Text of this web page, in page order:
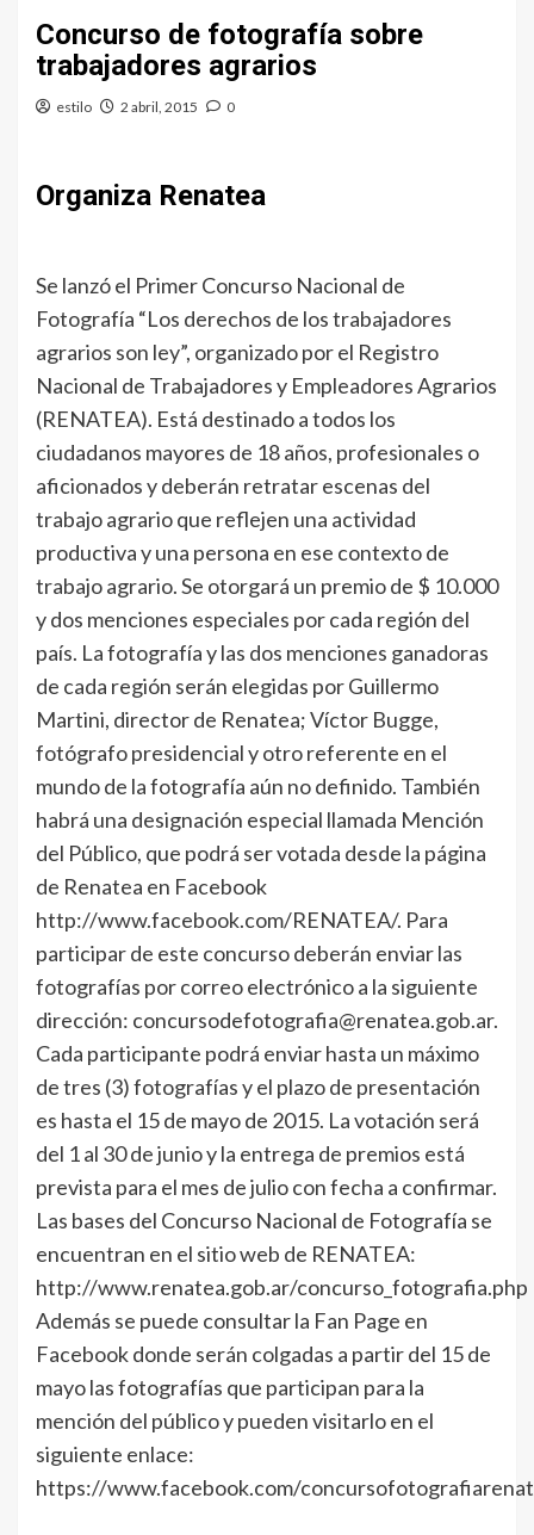
Concurso de fotografía sobre
trabajadores agrarios
estilo 2 abril, 2015 0
Organiza Renatea
Se lanzó el Primer Concurso Nacional de
Fotografía “Los derechos de los trabajadores
agrarios son ley”, organizado por el Registro
Nacional de Trabajadores y Empleadores Agrarios
(RENATEA). Está destinado a todos los
ciudadanos mayores de 18 años, profesionales o
aficionados y deberán retratar escenas del
trabajo agrario que reflejen una actividad
productiva y una persona en ese contexto de
trabajo agrario. Se otorgará un premio de $ 10.000
y dos menciones especiales por cada región del
país. La fotografía y las dos menciones ganadoras
de cada región serán elegidas por Guillermo
Martini, director de Renatea; Víctor Bugge,
fotógrafo presidencial y otro referente en el
mundo de la fotografía aún no definido. También
habrá una designación especial llamada Mención
del Público, que podrá ser votada desde la página
de Renatea en Facebook
http://www.facebook.com/RENATEA/. Para
participar de este concurso deberán enviar las
fotografías por correo electrónico a la siguiente
dirección: concursodefotografia@renatea.gob.ar.
Cada participante podrá enviar hasta un máximo
de tres (3) fotografías y el plazo de presentación
es hasta el 15 de mayo de 2015. La votación será
del 1 al 30 de junio y la entrega de premios está
prevista para el mes de julio con fecha a confirmar.
Las bases del Concurso Nacional de Fotografía se
encuentran en el sitio web de RENATEA:
http://www.renatea.gob.ar/concurso_fotografia.php
Además se puede consultar la Fan Page en
Facebook donde serán colgadas a partir del 15 de
mayo las fotografías que participan para la
mención del público y pueden visitarlo en el
siguiente enlace:
https://www.facebook.com/